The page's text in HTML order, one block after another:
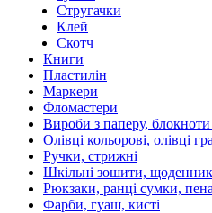
Стругачки
Клей
Скотч
Книги
Пластилін
Маркери
Фломастери
Вироби з паперу,
Олівці кольорові, олівці
Ручки, стрижні
Шкільні зошити,
Рюкзаки, ранці сумки,
Фарби, гуаш, кисті